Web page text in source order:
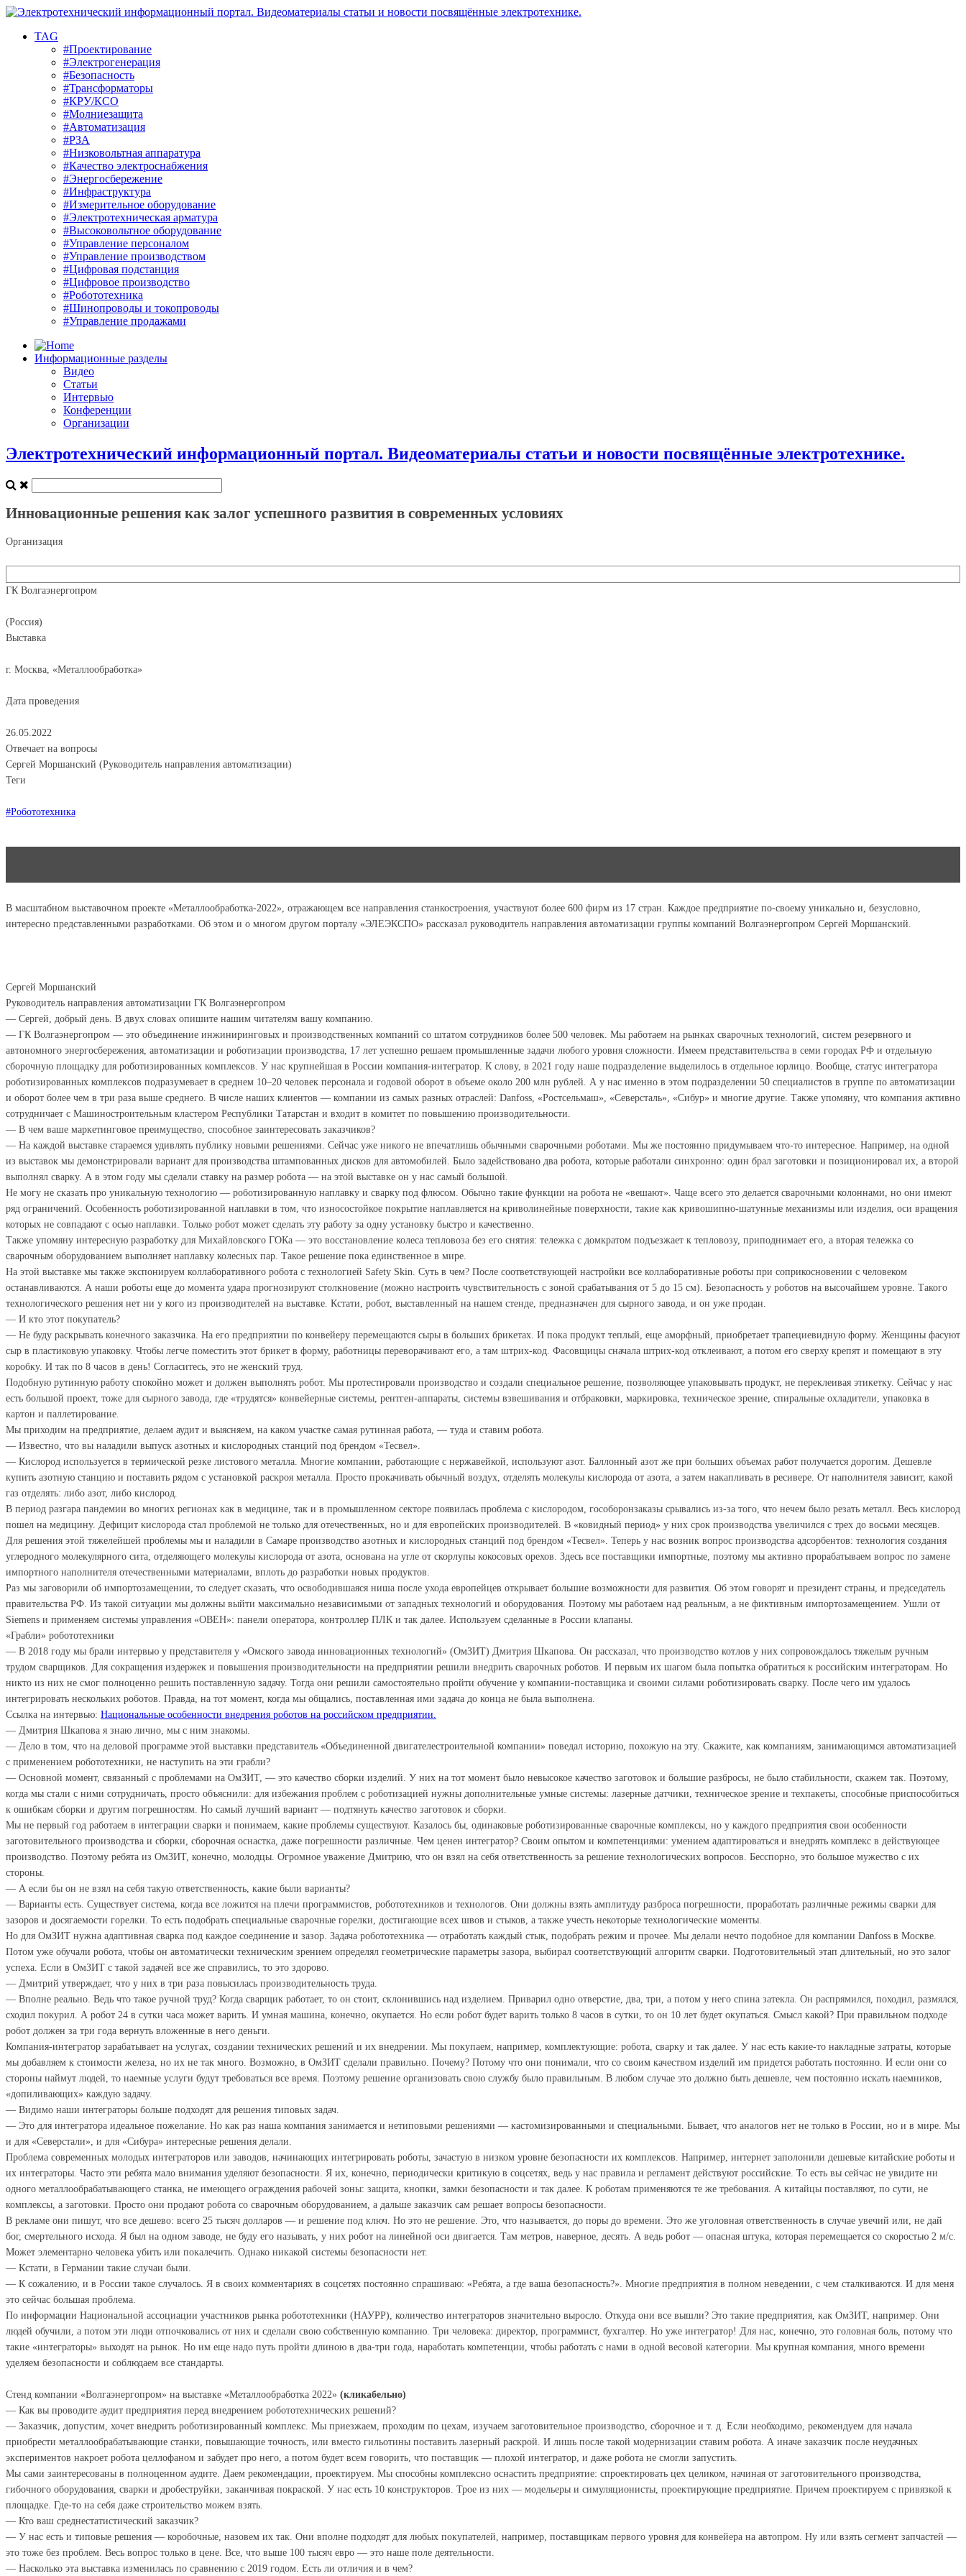
TAG
#Проектирование
#Электрогенерация
#Безопасность
#Трансформаторы
#КРУ/КСО
#Молниезащита
#Автоматизация
#РЗА
#Низковольтная аппаратура
#Качество электроснабжения
#Энергосбережение
#Инфраструктура
#Измерительное оборудование
#Электротехническая арматура
#Высоковольтное оборудование
#Управление персоналом
#Управление производством
#Цифровая подстанция
#Цифровое производство
#Робототехника
#Шинопроводы и токопроводы
#Управление продажами
Информационные разделы
Видео
Статьи
Интервью
Конференции
Организации
Электротехнический информационный портал. Видеоматериалы статьи и новости посвящённые электротехнике.
Инновационные решения как залог успешного развития в современных условиях
Организация
ГК Волгаэнергопром
(Россия)
Выставка
г. Москва, «Металлообработка»
Дата проведения
26.05.2022
Отвечает на вопросы
Сергей Моршанский (Руководитель направления автоматизации)
Теги
#Робототехника
В масштабном выставочном проекте «Металлообработка-2022», отражающем все направления станкостроения, участвуют более 600 фирм из 17 стран. Каждое предприятие по-своему уникально и, безусловно,
интересно представленными разработками. Об этом и о многом другом порталу «ЭЛЕЭКСПО» рассказал руководитель направления автоматизации группы компаний Волгаэнергопром Сергей Моршанский.
Сергей Моршанский
Руководитель направления автоматизации ГК Волгаэнергопром
— Сергей, добрый день. В двух словах опишите нашим читателям вашу компанию.
— ГК Волгаэнергопром — это объединение инжиниринговых и производственных компаний со штатом сотрудников более 500 человек. Мы работаем на рынках сварочных технологий, систем резервного и
автономного энергосбережения, автоматизации и роботизации производства, 17 лет успешно решаем промышленные задачи любого уровня сложности. Имеем представительства в семи городах РФ и отдельную
сборочную площадку для роботизированных комплексов. У нас крупнейшая в России компания-интегратор. К слову, в 2021 году наше подразделение выделилось в отдельное юрлицо. Вообще, статус интегратора
роботизированных комплексов подразумевает в среднем 10–20 человек персонала и годовой оборот в объеме около 200 млн рублей. А у нас именно в этом подразделении 50 специалистов в группе по автоматизации
и оборот более чем в три раза выше среднего. В числе наших клиентов — компании из самых разных отраслей: Danfoss, «Ростсельмаш», «Северсталь», «Сибур» и многие другие. Также упомяну, что компания активно
сотрудничает с Машиностроительным кластером Республики Татарстан и входит в комитет по повышению производительности.
— В чем ваше маркетинговое преимущество, способное заинтересовать заказчиков?
— На каждой выставке стараемся удивлять публику новыми решениями. Сейчас уже никого не впечатлишь обычными сварочными роботами. Мы же постоянно придумываем что-то интересное. Например, на одной
из выставок мы демонстрировали вариант для производства штампованных дисков для автомобилей. Было задействовано два робота, которые работали синхронно: один брал заготовки и позиционировал их, а второй
выполнял сварку. А в этом году мы сделали ставку на размер робота — на этой выставке он у нас самый большой.
Не могу не сказать про уникальную технологию — роботизированную наплавку и сварку под флюсом. Обычно такие функции на робота не «вешают». Чаще всего это делается сварочными колоннами, но они имеют
ряд ограничений. Особенность роботизированной наплавки в том, что износостойкое покрытие наплавляется на криволинейные поверхности, такие как кривошипно-шатунные механизмы или изделия, оси вращения
которых не совпадают с осью наплавки. Только робот может сделать эту работу за одну установку быстро и качественно.
Также упомяну интересную разработку для Михайловского ГОКа — это восстановление колеса тепловоза без его снятия: тележка с домкратом подъезжает к тепловозу, приподнимает его, а вторая тележка со
сварочным оборудованием выполняет наплавку колесных пар. Такое решение пока единственное в мире.
На этой выставке мы также экспонируем коллаборативного робота с технологией Safety Skin. Суть в чем? После соответствующей настройки все коллаборативные роботы при соприкосновении с человеком
останавливаются. А наши роботы еще до момента удара прогнозируют столкновение (можно настроить чувствительность с зоной срабатывания от 5 до 15 см). Безопасность у роботов на высочайшем уровне. Такого
технологического решения нет ни у кого из производителей на выставке. Кстати, робот, выставленный на нашем стенде, предназначен для сырного завода, и он уже продан.
— И кто этот покупатель?
— Не буду раскрывать конечного заказчика. На его предприятии по конвейеру перемещаются сыры в больших брикетах. И пока продукт теплый, еще аморфный, приобретает трапециевидную форму. Женщины фасуют
сыр в пластиковую упаковку. Чтобы легче поместить этот брикет в форму, работницы переворачивают его, а там штрих-код. Фасовщицы сначала штрих-код отклеивают, а потом его сверху крепят и помещают в эту
коробку. И так по 8 часов в день! Согласитесь, это не женский труд.
Подобную рутинную работу спокойно может и должен выполнять робот. Мы протестировали производство и создали специальное решение, позволяющее упаковывать продукт, не переклеивая этикетку. Сейчас у нас
есть большой проект, тоже для сырного завода, где «трудятся» конвейерные системы, рентген-аппараты, системы взвешивания и отбраковки, маркировка, техническое зрение, спиральные охладители, упаковка в
картон и паллетирование.
Мы приходим на предприятие, делаем аудит и выясняем, на каком участке самая рутинная работа, — туда и ставим робота.
— Известно, что вы наладили выпуск азотных и кислородных станций под брендом «Тесвел».
— Кислород используется в термической резке листового металла. Многие компании, работающие с нержавейкой, используют азот. Баллонный азот же при больших объемах работ получается дорогим. Дешевле
купить азотную станцию и поставить рядом с установкой раскроя металла. Просто прокачивать обычный воздух, отделять молекулы кислорода от азота, а затем накапливать в ресивере. От наполнителя зависит, какой
газ отделять: либо азот, либо кислород.
В период разгара пандемии во многих регионах как в медицине, так и в промышленном секторе появилась проблема с кислородом, гособоронзаказы срывались из-за того, что нечем было резать металл. Весь кислород
пошел на медицину. Дефицит кислорода стал проблемой не только для отечественных, но и для европейских производителей. В «ковидный период» у них срок производства увеличился с трех до восьми месяцев.
Для решения этой тяжелейшей проблемы мы и наладили в Самаре производство азотных и кислородных станций под брендом «Тесвел». Теперь у нас возник вопрос производства адсорбентов: технология создания
углеродного молекулярного сита, отделяющего молекулы кислорода от азота, основана на угле от скорлупы кокосовых орехов. Здесь все поставщики импортные, поэтому мы активно прорабатываем вопрос по замене
импортного наполнителя отечественными материалами, вплоть до разработки новых продуктов.
Раз мы заговорили об импортозамещении, то следует сказать, что освободившаяся ниша после ухода европейцев открывает большие возможности для развития. Об этом говорят и президент страны, и председатель
правительства РФ. Из такой ситуации мы должны выйти максимально независимыми от западных технологий и оборудования. Поэтому мы работаем над реальным, а не фиктивным импортозамещением. Ушли от
Siemens и применяем системы управления «ОВЕН»: панели оператора, контроллер ПЛК и так далее. Используем сделанные в России клапаны.
«Грабли» робототехники
— В 2018 году мы брали интервью у представителя у «Омского завода инновационных технологий» (ОмЗИТ) Дмитрия Шкапова. Он рассказал, что производство котлов у них сопровождалось тяжелым ручным
трудом сварщиков. Для сокращения издержек и повышения производительности на предприятии решили внедрить сварочных роботов. И первым их шагом была попытка обратиться к российским интеграторам. Но
никто из них не смог полноценно решить поставленную задачу. Тогда они решили самостоятельно пройти обучение у компании-поставщика и своими силами роботизировать сварку. После чего им удалось
интегрировать нескольких роботов. Правда, на тот момент, когда мы общались, поставленная ими задача до конца не была выполнена.
Ссылка на интервью: Национальные особенности внедрения роботов на российском предприятии.
— Дмитрия Шкапова я знаю лично, мы с ним знакомы.
— Дело в том, что на деловой программе этой выставки представитель «Объединенной двигателестроительной компании» поведал историю, похожую на эту. Скажите, как компаниям, занимающимся автоматизацией
с применением робототехники, не наступить на эти грабли?
— Основной момент, связанный с проблемами на ОмЗИТ, — это качество сборки изделий. У них на тот момент было невысокое качество заготовок и большие разбросы, не было стабильности, скажем так. Поэтому,
когда мы стали с ними сотрудничать, просто объяснили: для избежания проблем с роботизацией нужны дополнительные умные системы: лазерные датчики, техническое зрение и техпакеты, способные приспособиться
к ошибкам сборки и другим погрешностям. Но самый лучший вариант — подтянуть качество заготовок и сборки.
Мы не первый год работаем в интеграции сварки и понимаем, какие проблемы существуют. Казалось бы, одинаковые роботизированные сварочные комплексы, но у каждого предприятия свои особенности
заготовительного производства и сборки, сборочная оснастка, даже погрешности различные. Чем ценен интегратор? Своим опытом и компетенциями: умением адаптироваться и внедрять комплекс в действующее
производство. Поэтому ребята из ОмЗИТ, конечно, молодцы. Огромное уважение Дмитрию, что он взял на себя ответственность за решение технологических вопросов. Бесспорно, это большое мужество с их
стороны.
— А если бы он не взял на себя такую ответственность, какие были варианты?
— Варианты есть. Существует система, когда все ложится на плечи программистов, робототехников и технологов. Они должны взять амплитуду разброса погрешности, проработать различные режимы сварки для
зазоров и досягаемости горелки. То есть подобрать специальные сварочные горелки, достигающие всех швов и стыков, а также учесть некоторые технологические моменты.
Но для ОмЗИТ нужна адаптивная сварка под каждое соединение и зазор. Задача робототехника — отработать каждый стык, подобрать режим и прочее. Мы делали нечто подобное для компании Danfoss в Москве.
Потом уже обучали робота, чтобы он автоматически техническим зрением определял геометрические параметры зазора, выбирал соответствующий алгоритм сварки. Подготовительный этап длительный, но это залог
успеха. Если в ОмЗИТ с такой задачей все же справились, то это здорово.
— Дмитрий утверждает, что у них в три раза повысилась производительность труда.
— Вполне реально. Ведь что такое ручной труд? Когда сварщик работает, то он стоит, склонившись над изделием. Приварил одно отверстие, два, три, а потом у него спина затекла. Он распрямился, походил, размялся,
сходил покурил. А робот 24 в сутки часа может варить. И умная машина, конечно, окупается. Но если робот будет варить только 8 часов в сутки, то он 10 лет будет окупаться. Смысл какой? При правильном подходе
робот должен за три года вернуть вложенные в него деньги.
Компания-интегратор зарабатывает на услугах, создании технических решений и их внедрении. Мы покупаем, например, комплектующие: робота, сварку и так далее. У нас есть какие-то накладные затраты, которые
мы добавляем к стоимости железа, но их не так много. Возможно, в ОмЗИТ сделали правильно. Почему? Потому что они понимали, что со своим качеством изделий им придется работать постоянно. И если они со
стороны наймут людей, то наемные услуги будут требоваться все время. Поэтому решение организовать свою службу было правильным. В любом случае это должно быть дешевле, чем постоянно искать наемников,
«допиливающих» каждую задачу.
— Видимо наши интеграторы больше подходят для решения типовых задач.
— Это для интегратора идеальное пожелание. Но как раз наша компания занимается и нетиповыми решениями — кастомизированными и специальными. Бывает, что аналогов нет не только в России, но и в мире. Мы
и для «Северстали», и для «Сибура» интересные решения делали.
Проблема современных молодых интеграторов или заводов, начинающих интегрировать роботы, зачастую в низком уровне безопасности их комплексов. Например, интернет заполонили дешевые китайские роботы и
их интеграторы. Часто эти ребята мало внимания уделяют безопасности. Я их, конечно, периодически критикую в соцсетях, ведь у нас правила и регламент действуют российские. То есть вы сейчас не увидите ни
одного металлообрабатывающего станка, не имеющего ограждения рабочей зоны: защита, кнопки, замки безопасности и так далее. К роботам применяются те же требования. А китайцы поставляют, по сути, не
комплексы, а заготовки. Просто они продают робота со сварочным оборудованием, а дальше заказчик сам решает вопросы безопасности.
В рекламе они пишут, что все дешево: всего 25 тысяч долларов — и решение под ключ. Но это не решение. Это, что называется, до поры до времени. Это же уголовная ответственность в случае увечий или, не дай
бог, смертельного исхода. Я был на одном заводе, не буду его называть, у них робот на линейной оси двигается. Там метров, наверное, десять. А ведь робот — опасная штука, которая перемещается со скоростью 2 м/с.
Может элементарно человека убить или покалечить. Однако никакой системы безопасности нет.
— Кстати, в Германии такие случаи были.
— К сожалению, и в России такое случалось. Я в своих комментариях в соцсетях постоянно спрашиваю: «Ребята, а где ваша безопасность?». Многие предприятия в полном неведении, с чем сталкиваются. И для меня
это сейчас большая проблема.
По информации Национальной ассоциации участников рынка робототехники (НАУРР), количество интеграторов значительно выросло. Откуда они все вышли? Это такие предприятия, как ОмЗИТ, например. Они
людей обучили, а потом эти люди отпочковались от них и сделали свою собственную компанию. Три человека: директор, программист, бухгалтер. Но уже интегратор! Для нас, конечно, это головная боль, потому что
такие «интеграторы» выходят на рынок. Но им еще надо путь пройти длиною в два-три года, наработать компетенции, чтобы работать с нами в одной весовой категории. Мы крупная компания, много времени
уделяем безопасности и соблюдаем все стандарты.
Стенд компании «Волгаэнергопром» на выставке «Металлообработка 2022» (кликабельно)
— Как вы проводите аудит предприятия перед внедрением робототехнических решений?
— Заказчик, допустим, хочет внедрить роботизированный комплекс. Мы приезжаем, проходим по цехам, изучаем заготовительное производство, сборочное и т. д. Если необходимо, рекомендуем для начала
приобрести металлообрабатывающие станки, повышающие точность, или вместо гильотины поставить лазерный раскрой. И лишь после такой модернизации ставим робота. А иначе заказчик после неудачных
экспериментов накроет робота целлофаном и забудет про него, а потом будет всем говорить, что поставщик — плохой интегратор, и даже робота не смогли запустить.
Мы сами заинтересованы в полноценном аудите. Даем рекомендации, проектируем. Мы способны комплексно оснастить предприятие: спроектировать цех целиком, начиная от заготовительного производства,
гибочного оборудования, сварки и дробеструйки, заканчивая покраской. У нас есть 10 конструкторов. Трое из них — модельеры и симуляционисты, проектирующие предприятие. Причем проектируем с привязкой к
площадке. Где-то на себя даже строительство можем взять.
— Кто ваш среднестатистический заказчик?
— У нас есть и типовые решения — коробочные, назовем их так. Они вполне подходят для любых покупателей, например, поставщикам первого уровня для конвейера на автопром. Ну или взять сегмент запчастей —
это тоже без проблем. Весь вопрос только в цене. Все, что выше 100 тысяч евро — это наше поле деятельности.
— Насколько эта выставка изменилась по сравнению с 2019 годом. Есть ли отличия и в чем?